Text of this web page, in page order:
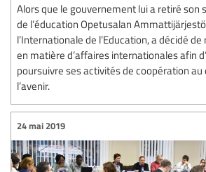
Alors que le gouvernement lui a retiré son
de l’éducation Opetusalan
l’Internationale de l’Education, a décidé
en matière d’affaires internationales afin
poursuivre ses activités de coopération
l’avenir.
24 mai 2019